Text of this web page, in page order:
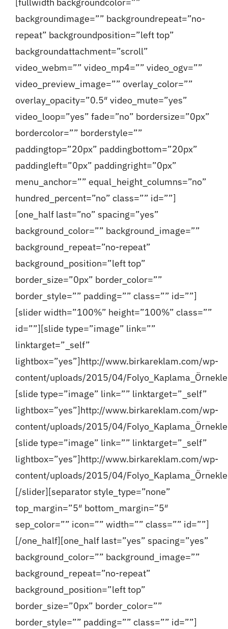
[fullwidth backgroundcolor=””
backgroundimage=”” backgroundrepeat=”no-
repeat” backgroundposition=”left top”
backgroundattachment=”scroll”
video_webm=”” video_mp4=”” video_ogv=””
video_preview_image=”” overlay_color=””
overlay_opacity=”0.5″ video_mute=”yes”
video_loop=”yes” fade=”no” bordersize=”0px”
bordercolor=”” borderstyle=””
paddingtop=”20px” paddingbottom=”20px”
paddingleft=”0px” paddingright=”0px”
menu_anchor=”” equal_height_columns=”no”
hundred_percent=”no” class=”” id=””]
[one_half last=”no” spacing=”yes”
background_color=”” background_image=””
background_repeat=”no-repeat”
background_position=”left top”
border_size=”0px” border_color=””
border_style=”” padding=”” class=”” id=””]
[slider width=”100%” height=”100%” class=””
id=””][slide type=”image” link=””
linktarget=”_self”
lightbox=”yes”]http://www.birkareklam.com/wp-
content/uploads/2015/04/
[slide type=”image” link=”” linktarget=”_self”
lightbox=”yes”]http://www.birkareklam.com/wp-
content/uploads/2015/04/
[slide type=”image” link=”” linktarget=”_self”
lightbox=”yes”]http://www.birkareklam.com/wp-
content/uploads/2015/04/
[/slider][separator style_type=”none”
top_margin=”5″ bottom_margin=”5″
sep_color=”” icon=”” width=”” class=”” id=””]
[/one_half][one_half last=”yes” spacing=”yes”
background_color=”” background_image=””
background_repeat=”no-repeat”
background_position=”left top”
border_size=”0px” border_color=””
border_style=”” padding=”” class=”” id=””]